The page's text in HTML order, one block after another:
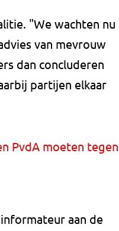
"We wachten nu
van mevrouw
dan concluderen
partijen elkaar
PvdA moeten tegen
aan de